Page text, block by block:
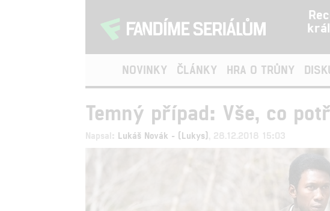
NOVINKY ČLÁNKY HRA O TRŮNY
Temný případ: Vše, co
Napsal: Lukáš Novák - (Lukys) , 28.12.2018 15:03